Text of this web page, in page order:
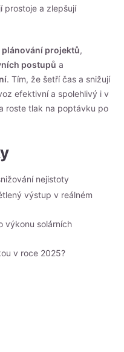
prostoje a zlepšují
plánování projektů,
postupů a
. Tím, že šetří čas a snižují
efektivní a spolehlivý i v
roste tlak na poptávku po
nejistoty
výstup v reálném
výkonu solárních
v roce 2025?